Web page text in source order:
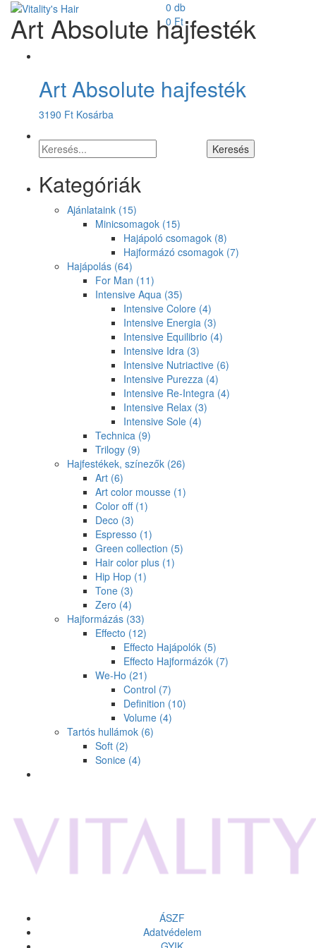
0 db
0 Ft
Art Absolute hajfesték
Art Absolute hajfesték
3190 Ft Kosárba
Kategóriák
Ajánlataink (15)
Minicsomagok (15)
Hajápoló csomagok (8)
Hajformázó csomagok (7)
Hajápolás (64)
For Man (11)
Intensive Aqua (35)
Intensive Colore (4)
Intensive Energia (3)
Intensive Equilibrio (4)
Intensive Idra (3)
Intensive Nutriactive (6)
Intensive Purezza (4)
Intensive Re-Integra (4)
Intensive Relax (3)
Intensive Sole (4)
Technica (9)
Trilogy (9)
Hajfestékek, színezők (26)
Art (6)
Art color mousse (1)
Color off (1)
Deco (3)
Espresso (1)
Green collection (5)
Hair color plus (1)
Hip Hop (1)
Tone (3)
Zero (4)
Hajformázás (33)
Effecto (12)
Effecto Hajápolók (5)
Effecto Hajformázók (7)
We-Ho (21)
Control (7)
Definition (10)
Volume (4)
Tartós hullámok (6)
Soft (2)
Sonice (4)
ÁSZF
Adatvédelem